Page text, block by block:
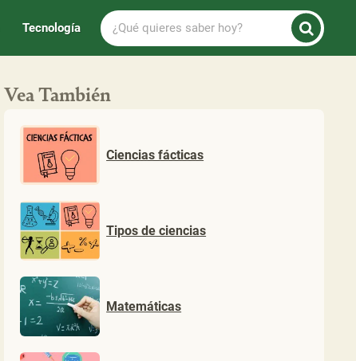
Tecnología
¿Qué
quieres
saber
Vea También
Ciencias fácticas
Tipos de ciencias
Matemáticas